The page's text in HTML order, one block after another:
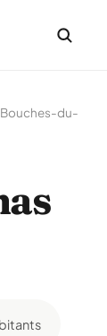
Bouches-du-